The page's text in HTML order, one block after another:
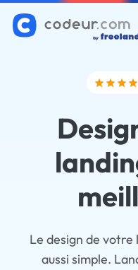
Le design de votre
aussi simple.